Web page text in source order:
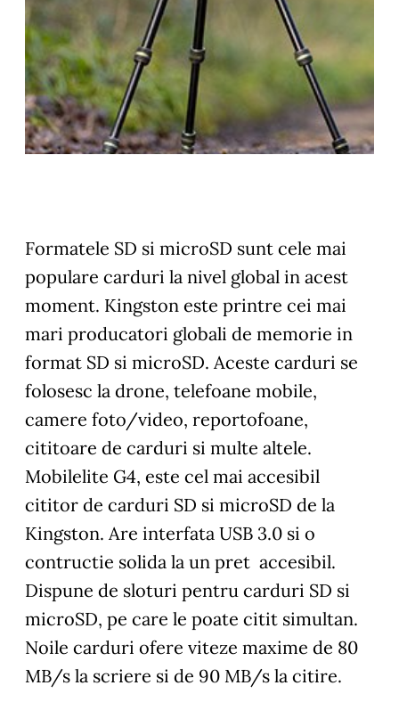
Formatele SD si microSD sunt cele mai
populare carduri la nivel global in acest
moment. Kingston este printre cei mai
mari producatori globali de memorie in
format SD si microSD. Aceste carduri se
folosesc la drone, telefoane mobile,
camere foto/video, reportofoane,
cititoare de carduri si multe altele.
Mobilelite G4, este cel mai accesibil
cititor de carduri SD si microSD de la
Kingston. Are interfata USB 3.0 si o
contructie solida la un pret accesibil.
Dispune de sloturi pentru carduri SD si
microSD, pe care le poate citit simultan.
Noile carduri ofere viteze maxime de 80
MB/s la scriere si de 90 MB/s la citire.